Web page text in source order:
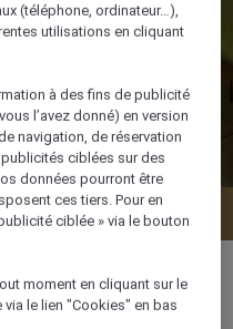
(téléphone, ordinateur…),
utilisations en cliquant
à des fins de publicité
l’avez donné) en version
navigation, de réservation
ciblées sur des
données pourront être
ces tiers. Pour en
ciblée » via le bouton
moment en cliquant sur le
le lien "Cookies" en bas